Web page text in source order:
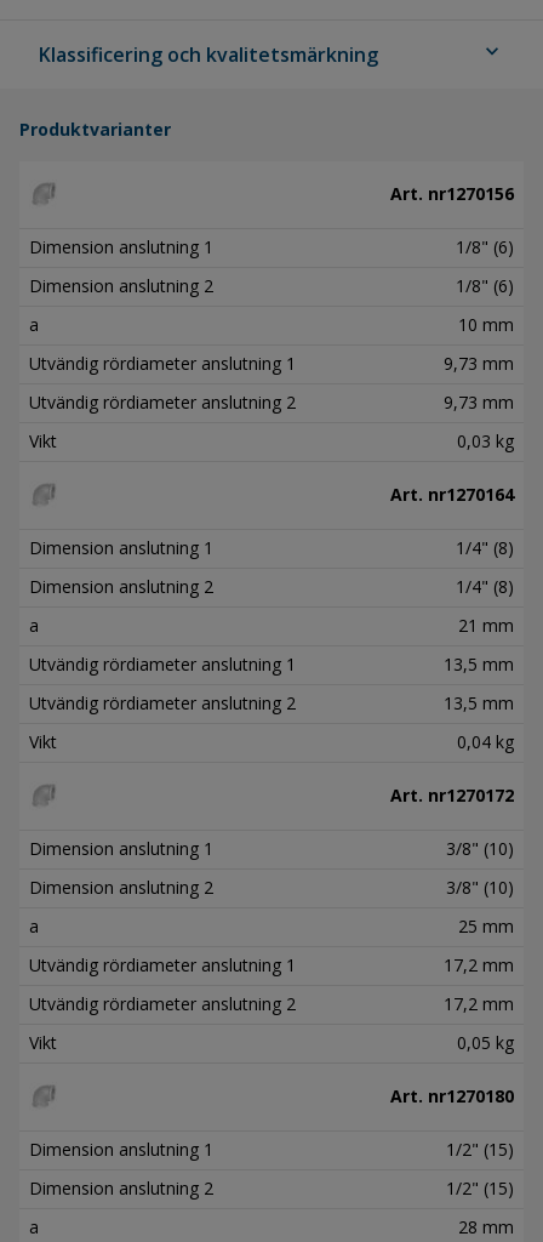
Klassificering och kvalitetsmärkning expand_more
Produktvarianter
Art. nr1270156
Dimension anslutning 1
1/8" (6)
Dimension anslutning 2
1/8" (6)
a
10 mm
Utvändig rördiameter anslutning 1
9,73 mm
Utvändig rördiameter anslutning 2
9,73 mm
Vikt
0,03 kg
Art. nr1270164
Dimension anslutning 1
1/4" (8)
Dimension anslutning 2
1/4" (8)
a
21 mm
Utvändig rördiameter anslutning 1
13,5 mm
Utvändig rördiameter anslutning 2
13,5 mm
Vikt
0,04 kg
Art. nr1270172
Dimension anslutning 1
3/8" (10)
Dimension anslutning 2
3/8" (10)
a
25 mm
Utvändig rördiameter anslutning 1
17,2 mm
Utvändig rördiameter anslutning 2
17,2 mm
Vikt
0,05 kg
Art. nr1270180
Dimension anslutning 1
1/2" (15)
Dimension anslutning 2
1/2" (15)
a
28 mm